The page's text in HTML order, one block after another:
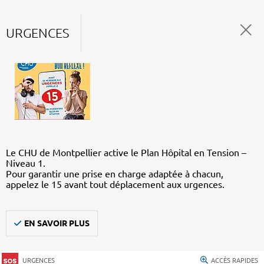
URGENCES
Le CHU de Montpellier active le Plan Hôpital en Tension –
Niveau 1.
Pour garantir une prise en charge adaptée à chacun,
appelez le 15 avant tout déplacement aux urgences.
EN SAVOIR PLUS
URGENCES ACCÈS RAPIDES